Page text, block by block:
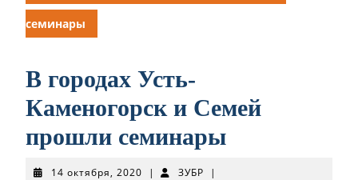
семинары
В городах Усть-
Каменогорск и Семей
прошли семинары
14 октября, 2020 14| ЗУБР ЗУБР
|